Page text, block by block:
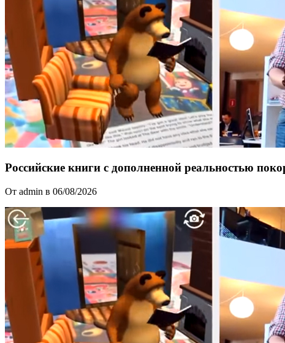
Российские книги с дополненной реальностью
От admin в 06/08/2026